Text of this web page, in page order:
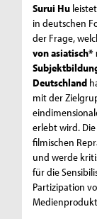
Surui Hu
in deutschen
der Frage,
von asiatisch*
Deutschland
mit der
erlebt wird.
filmischen
und werde
für die
Partizipation